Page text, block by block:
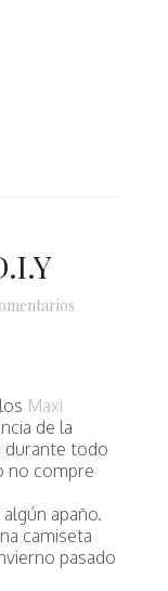
Maxi
de la
durante todo
no compre
apaño.
camiseta
pasado